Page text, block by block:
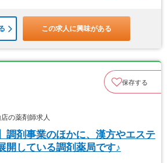
この求人に興味がある
保存する
の薬剤師求人
調剤事業のほかに、漢方やエステ
開している調剤薬局です♪